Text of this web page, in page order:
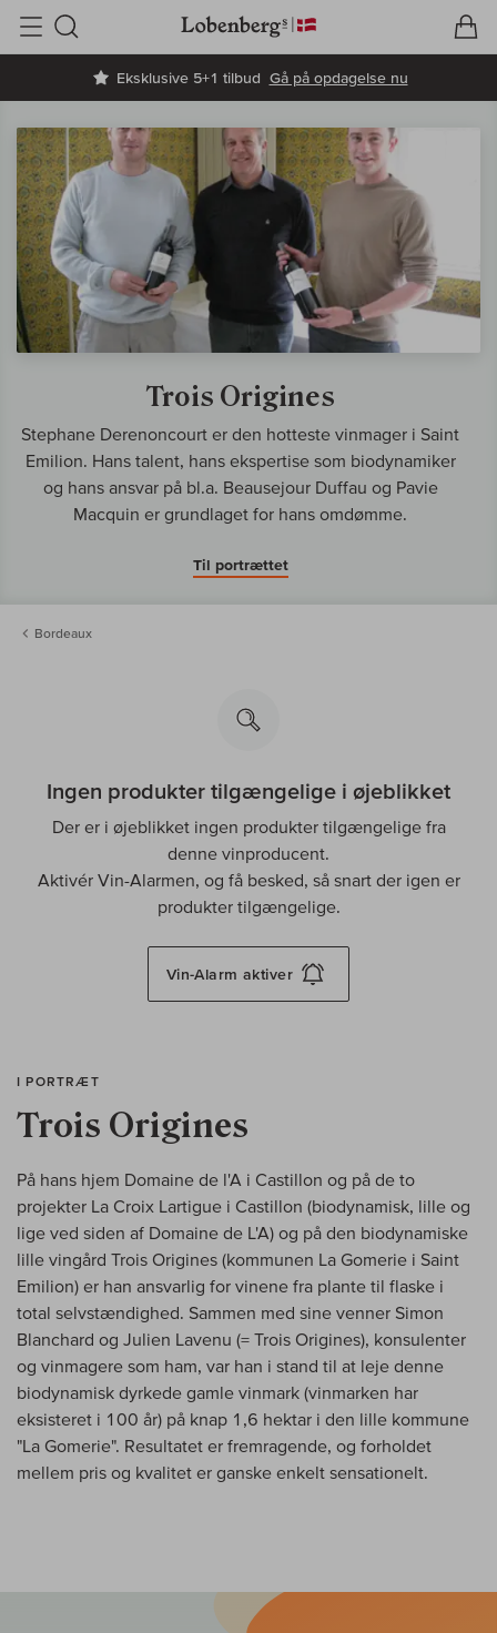
Eksklusive 5+1 tilbud Gå på opdagelse nu
Søg
Trois Origines
Stephane Derenoncourt er den hotteste vinmager i Saint
Emilion. Hans talent, hans ekspertise som biodynamiker
og hans ansvar på bl.a. Beausejour Duffau og Pavie
Macquin er grundlaget for hans omdømme.
Til portrættet
Bordeaux
Ingen produkter tilgængelige i øjeblikket
Der er i øjeblikket ingen produkter tilgængelige fra
denne vinproducent.
Aktivér Vin-Alarmen, og få besked, så snart der igen er
produkter tilgængelige.
Vin-Alarm aktiver
I PORTRÆT
Trois Origines
På hans hjem Domaine de l'A i Castillon og på de to
projekter La Croix Lartigue i Castillon (biodynamisk, lille og
lige ved siden af Domaine de L'A) og på den biodynamiske
lille vingård Trois Origines (kommunen La Gomerie i Saint
Emilion) er han ansvarlig for vinene fra plante til flaske i
total selvstændighed. Sammen med sine venner Simon
Blanchard og Julien Lavenu (= Trois Origines), konsulenter
og vinmagere som ham, var han i stand til at leje denne
biodynamisk dyrkede gamle vinmark (vinmarken har
eksisteret i 100 år) på knap 1,6 hektar i den lille kommune
"La Gomerie". Resultatet er fremragende, og forholdet
mellem pris og kvalitet er ganske enkelt sensationelt.